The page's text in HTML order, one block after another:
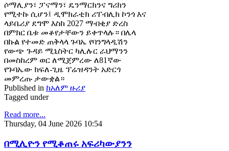
ሶማሊያን፣ ፓናማን፣ ዴንማርክንና ግሪክን
የሚተኩ ሲሆን፤ ዲሞክራቲክ ሪፐብሊክ ኮንጎ እና
ላይቤሪያ ደግሞ እስከ 2027 ማብቂያ ድረስ
በምክር ቤቱ መቆየታቸውን ይቀጥላሉ። በሌላ
በኩል የተመድ ጠቅላላ ጉባኤ የባንግላዲሽን
የውጭ ጉዳይ ሚኒስትር ካሊሉር ራህማንን
በመስከረም ወር ለሚጀምረው ለ81ኛው
የጉባኤው ክፍለ-ጊዜ ፕሬዝዳንት አድርጎ
መምረጡ ታውቋል።
Published in ከአለም ዙሪያ
Tagged under
Read more...
Thursday, 04 June 2026 10:54
በሚሊዮን የሚቆጠሩ አፍሪካውያንን